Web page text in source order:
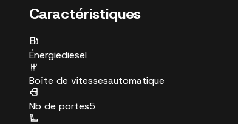
Caractéristiques
Énergiediesel
Boîte de vitessesautomatique
Nb de portes5